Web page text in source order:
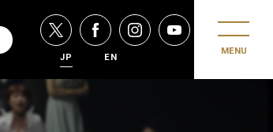
JP EN
MENU